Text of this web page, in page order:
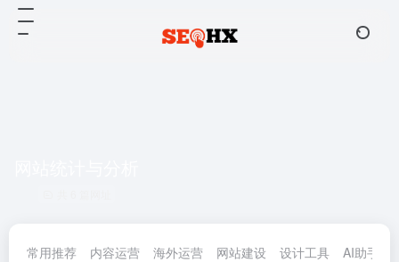
常用推荐 内容运营 海外运营 网站建设 设计工具 AI助手